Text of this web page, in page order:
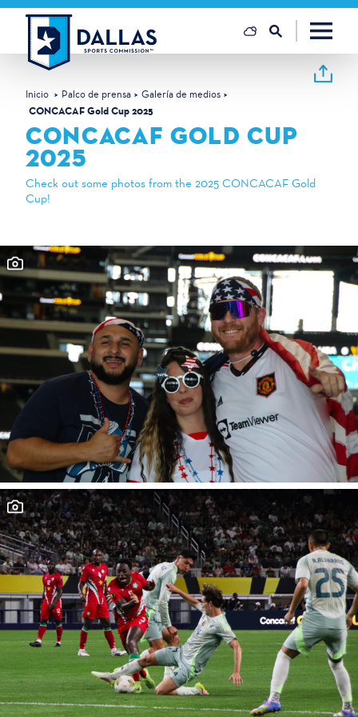
Ir al contenido
Inicio Palco de prensa
Galería de medios
CONCACAF Gold Cup 2025
CONCACAF GOLD CUP
2025
Check out some photos from the 2025 CONCACAF Gold
Cup!